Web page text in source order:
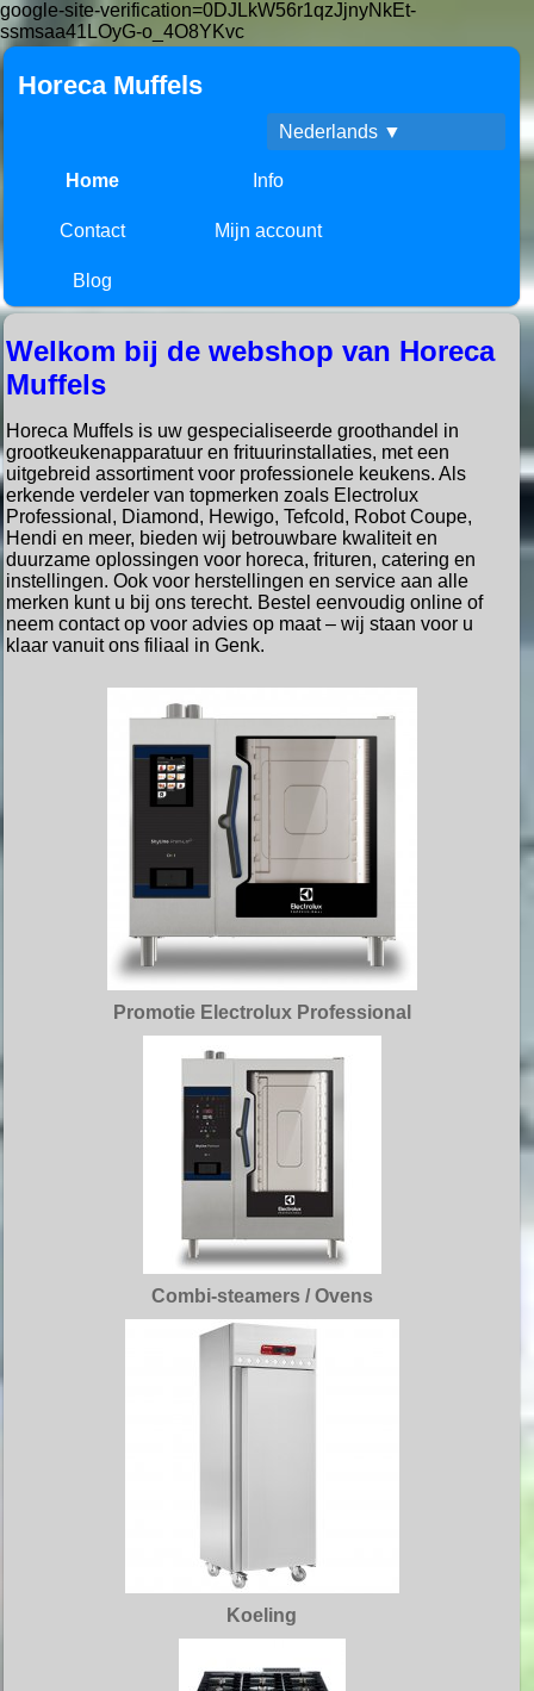
google-site-verification=0DJLkW56r1qzJjnyNkEt-
ssmsaa41LOyG-o_4O8YKvc
Horeca Muffels
Nederlands ▼
Home Info
Contact Mijn account
Blog
Welkom bij de webshop van Horeca
Muffels
Horeca Muffels is uw gespecialiseerde groothandel in
grootkeukenapparatuur en frituurinstallaties, met een
uitgebreid assortiment voor professionele keukens. Als
erkende verdeler van topmerken zoals Electrolux
Professional, Diamond, Hewigo, Tefcold, Robot Coupe,
Hendi en meer, bieden wij betrouwbare kwaliteit en
duurzame oplossingen voor horeca, frituren, catering en
instellingen. Ook voor herstellingen en service aan alle
merken kunt u bij ons terecht. Bestel eenvoudig online of
neem contact op voor advies op maat – wij staan voor u
klaar vanuit ons filiaal in Genk.
Promotie Electrolux Professional
Combi-steamers / Ovens
Koeling